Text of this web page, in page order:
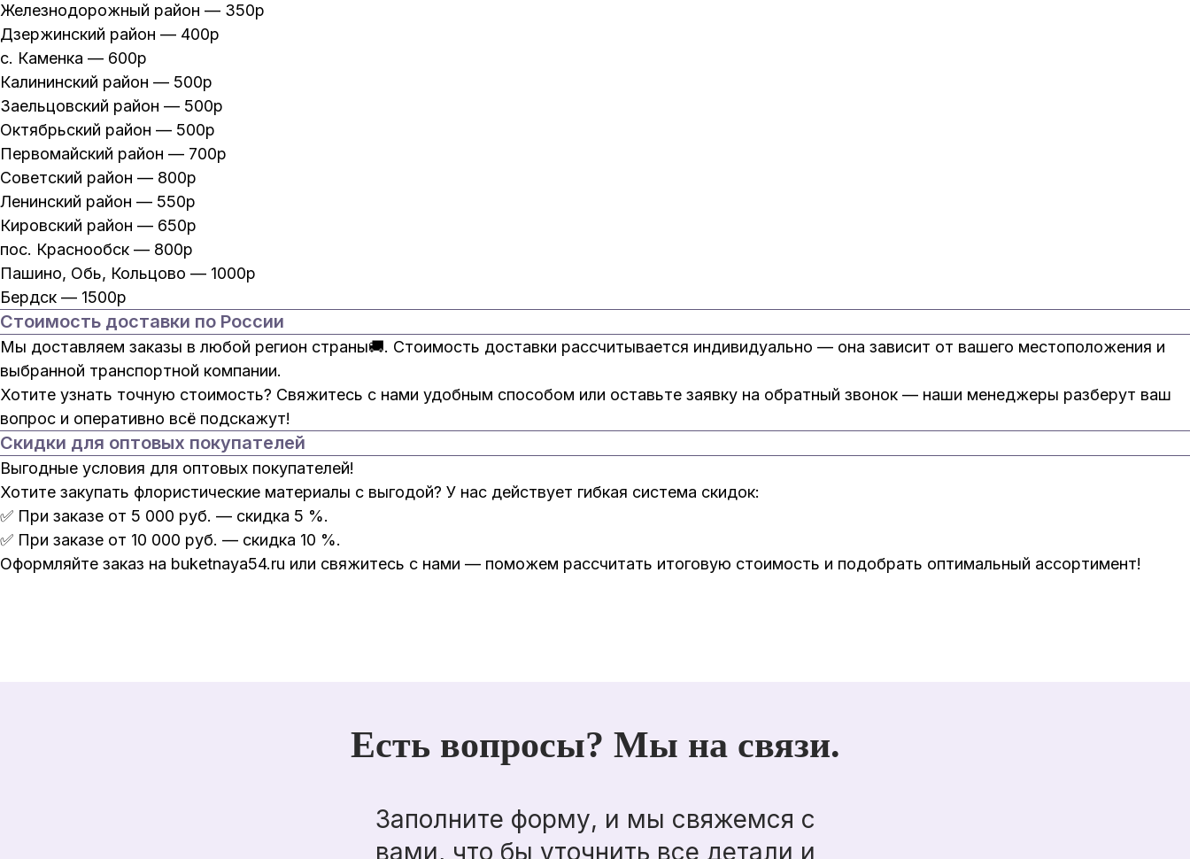
Железнодорожный район — 350р
Дзержинский район — 400р
с. Каменка — 600р
Калининский район — 500р
Заельцовский район — 500р
Октябрьский район — 500р
Первомайский район — 700р
Советский район — 800р
Ленинский район — 550р
Кировский район — 650р
пос. Краснообск — 800р
Пашино, Обь, Кольцово — 1000р
Бердск — 1500р
Стоимость доставки по России
Мы доставляем заказы в любой регион страны🚚. Стоимость доставки рассчитывается индивидуально — она зависит от вашего местоположения и
выбранной транспортной компании.
Хотите узнать точную стоимость? Свяжитесь с нами удобным способом или оставьте заявку на обратный звонок — наши менеджеры разберут ваш
вопрос и оперативно всё подскажут!
Скидки для оптовых покупателей
Выгодные условия для оптовых покупателей!
Хотите закупать флористические материалы с выгодой? У нас действует гибкая система скидок:
✅ При заказе от 5 000 руб. — скидка 5 %.
✅ При заказе от 10 000 руб. — скидка 10 %.
Оформляйте заказ на buketnaya54.ru или свяжитесь с нами — поможем рассчитать итоговую стоимость и подобрать оптимальный ассортимент!
Есть вопросы? Мы на связи.
Заполните форму, и мы свяжемся с
вами, что бы уточнить все детали и